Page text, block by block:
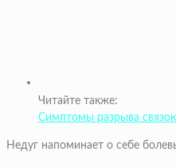
Читайте также:
Симптомы разрыва связок
Недуг напоминает о себе